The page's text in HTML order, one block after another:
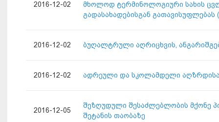
2016-12-02
მხოლოდ ტერმინოლოგიური სახის
გადასახადებისგან გათავისუფლებას
2016-12-02 ბუღალტრული აღრიცხვის,
2016-12-02 ადრეული და სკოლამდელი აღზრდისა
2016-12-05
შეზღუდული შესაძლებლობის მქონე
შეტანის თაობაზე